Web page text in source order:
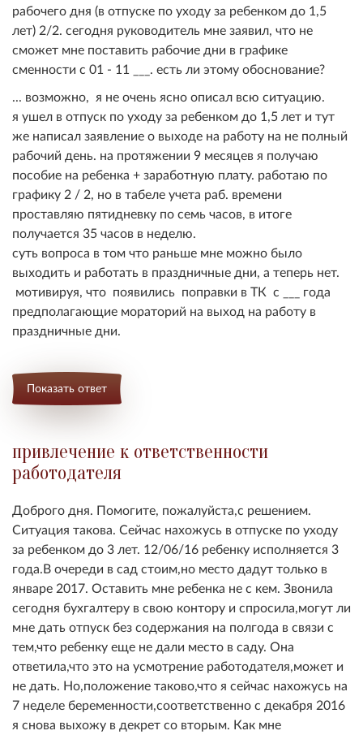
рабочего дня (в отпуске по уходу за ребенком до 1,5
лет) 2/2. сегодня руководитель мне заявил, что не
сможет мне поставить рабочие дни в графике
сменности с 01 - 11 ___. есть ли этому обоснование?
... возможно, я не очень ясно описал всю ситуацию.
я ушел в отпуск по уходу за ребенком до 1,5 лет и тут
же написал заявление о выходе на работу на не полный
рабочий день. на протяжении 9 месяцев я получаю
пособие на ребенка + заработную плату. работаю по
графику 2 / 2, но в табеле учета раб. времени
проставляю пятидневку по семь часов, в итоге
получается 35 часов в неделю.
суть вопроса в том что раньше мне можно было
выходить и работать в праздничные дни, а теперь нет.
мотивируя, что появились поправки в ТК с ___ года
предполагающие мораторий на выход на работу в
праздничные дни.
Показать ответ
привлечение к ответственности
работодателя
Доброго дня. Помогите, пожалуйста,с решением.
Ситуация такова. Сейчас нахожусь в отпуске по уходу
за ребенком до 3 лет. 12/06/16 ребенку исполняется 3
года.В очереди в сад стоим,но место дадут только в
январе 2017. Оставить мне ребенка не с кем. Звонила
сегодня бухгалтеру в свою контору и спросила,могут ли
мне дать отпуск без содержания на полгода в связи с
тем,что ребенку еще не дали место в саду. Она
ответила,что это на усмотрение работодателя,может и
не дать. Но,положение таково,что я сейчас нахожусь на
7 неделе беременности,соответственно с декабря 2016
я снова выхожу в декрет со вторым. Как мне